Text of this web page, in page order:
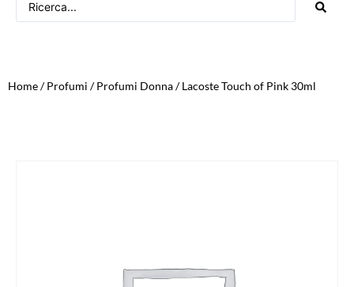
Home/Profumi /Profumi Donna/ Lacoste Touch of Pink 30ml